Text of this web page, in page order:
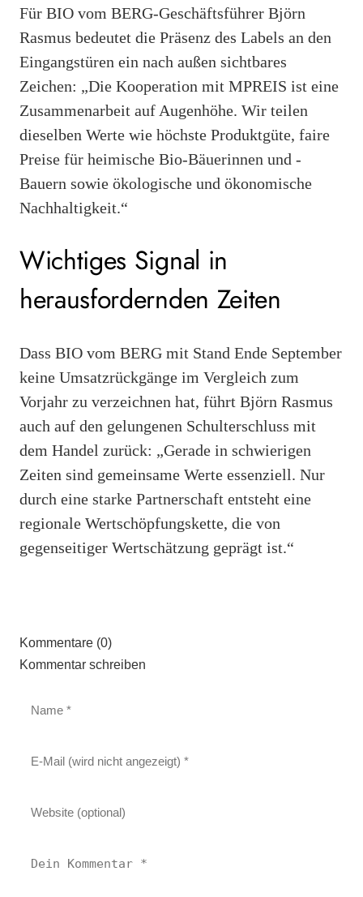
Für BIO vom BERG-Geschäftsführer Björn
Rasmus bedeutet die Präsenz des Labels an den
Eingangstüren ein nach außen sichtbares
Zeichen: „Die Kooperation mit MPREIS ist eine
Zusammenarbeit auf Augenhöhe. Wir teilen
dieselben Werte wie höchste Produktgüte, faire
Preise für heimische Bio-Bäuerinnen und -
Bauern sowie ökologische und ökonomische
Nachhaltigkeit.“
Wichtiges Signal in
herausfordernden Zeiten
Dass BIO vom BERG mit Stand Ende September
keine Umsatzrückgänge im Vergleich zum
Vorjahr zu verzeichnen hat, führt Björn Rasmus
auch auf den gelungenen Schulterschluss mit
dem Handel zurück: „Gerade in schwierigen
Zeiten sind gemeinsame Werte essenziell. Nur
durch eine starke Partnerschaft entsteht eine
regionale Wertschöpfungskette, die von
gegenseitiger Wertschätzung geprägt ist.“
Kommentare (0)
Kommentar schreiben